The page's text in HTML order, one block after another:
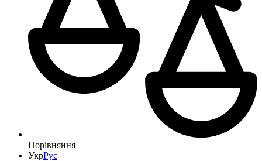
Порівняння
УкрРус